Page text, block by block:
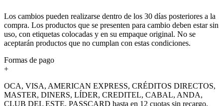
Los cambios pueden realizarse dentro de los 30 días posteriores a la
compra. Los productos que se presenten para cambio deben estar sin
uso, con etiquetas colocadas y en su empaque original. No se
aceptarán productos que no cumplan con estas condiciones.
Formas de pago
+
OCA, VISA, AMERICAN EXPRESS, CRÉDITOS DIRECTOS,
MASTER, DINERS, LÍDER, CREDITEL, CABAL, ANDA,
CLUB DEL ESTE, PASSCARD hasta en 12 cuotas sin recargo.